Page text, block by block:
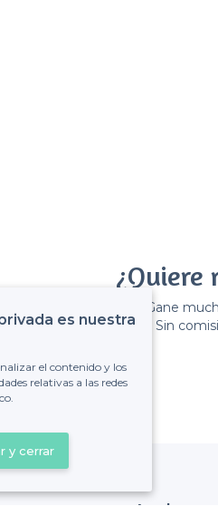
¿Quiere
Gane
Sin
es nuestra
el contenido y los
relativas a las redes
y cerrar